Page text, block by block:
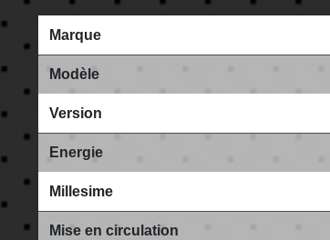
Marque
Modèle
Version
Energie
Millesime
Mise en circulation